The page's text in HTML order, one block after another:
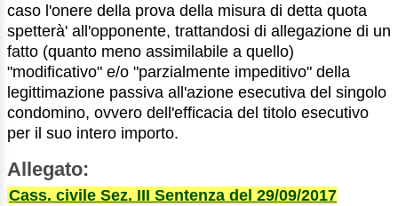
caso l'onere della prova della misura di detta quota
spetterà' all'opponente, trattandosi di allegazione di un
fatto (quanto meno assimilabile a quello)
"modificativo" e/o "parzialmente impeditivo" della
legittimazione passiva all'azione esecutiva del singolo
condomino, ovvero dell'efficacia del titolo esecutivo
per il suo intero importo.
Allegato:
Cass. civile Sez. III Sentenza del 29/09/2017